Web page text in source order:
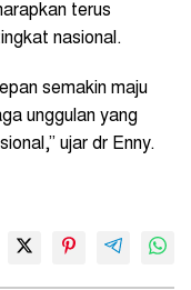
terus
nasional.
semakin maju
unggulan yang
ujar dr Enny.